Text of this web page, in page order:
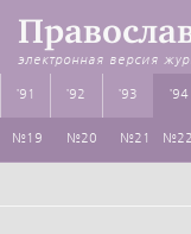
электронная версия
'91 '92 '93 '94
№19 №20 №21